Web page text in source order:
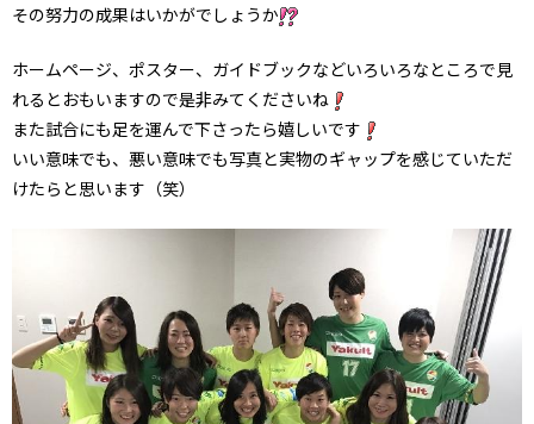
その努力の成果はいかがでしょうか
ホームページ、ポスター、ガイドブックなどいろいろなところで見
れるとおもいますので是非みてくださいね
また試合にも足を運んで下さったら嬉しいです
いい意味でも、悪い意味でも写真と実物のギャップを感じていただ
けたらと思います（笑）